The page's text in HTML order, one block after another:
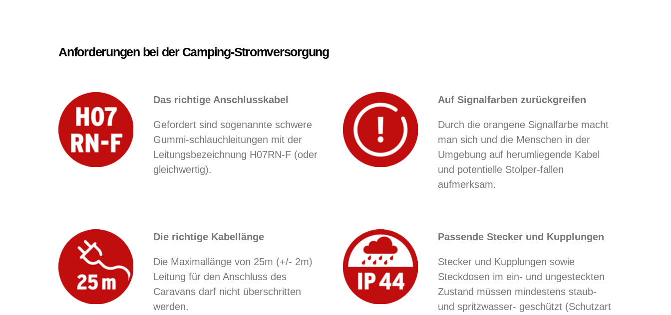
Anforderungen bei der Camping-Stromversorgung
Das richtige Anschlusskabel
Gefordert sind sogenannte schwere
Gummi-schlauchleitungen mit der
Leitungsbezeichnung H07RN-F (oder
gleichwertig).
Auf Signalfarben zurückgreifen
Durch die orangene Signalfarbe macht
man sich und die Menschen in der
Umgebung auf herumliegende Kabel
und potentielle Stolper-fallen
aufmerksam.
Die richtige Kabellänge
Die Maximallänge von 25m (+/- 2m)
Leitung für den Anschluss des
Caravans darf nicht überschritten
werden.
Passende Stecker und Kupplungen
Stecker und Kupplungen sowie
Steckdosen im ein- und ungesteckten
Zustand müssen mindestens staub-
und spritzwasser- geschützt (Schutzart